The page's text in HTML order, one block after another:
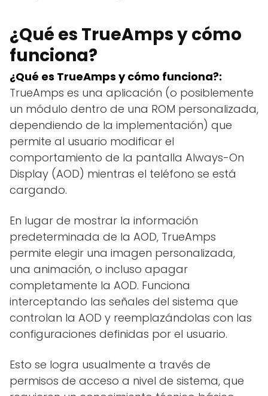
¿Qué es TrueAmps y cómo
funciona?
¿Qué es TrueAmps y cómo funciona?:
TrueAmps es una aplicación (o posiblemente
un módulo dentro de una ROM personalizada,
dependiendo de la implementación) que
permite al usuario modificar el
comportamiento de la pantalla Always-On
Display (AOD) mientras el teléfono se está
cargando.
En lugar de mostrar la información
predeterminada de la AOD, TrueAmps
permite elegir una imagen personalizada,
una animación, o incluso apagar
completamente la AOD. Funciona
interceptando las señales del sistema que
controlan la AOD y reemplazándolas con las
configuraciones definidas por el usuario.
Esto se logra usualmente a través de
permisos de acceso a nivel de sistema, que